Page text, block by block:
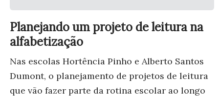
Planejando um projeto de leitura na
alfabetização
Nas escolas Hortência Pinho e Alberto Santos
Dumont, o planejamento de projetos de leitura
que vão fazer parte da rotina escolar ao longo